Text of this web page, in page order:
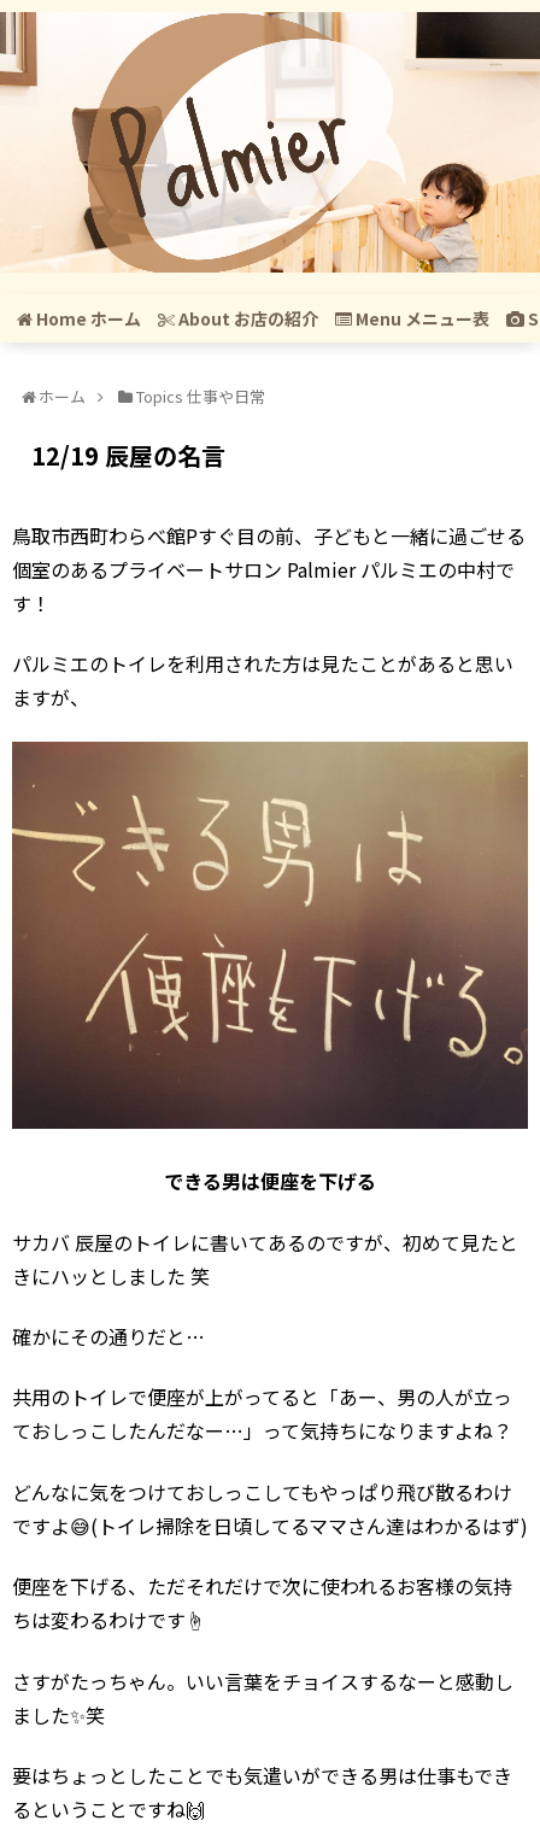
Home ホーム About お店の紹介 Menu メニュー表
ホーム Topics 仕事や日常
12/19 辰屋の名言
鳥取市西町わらべ館Pすぐ目の前、子どもと一緒に過ごせる
個室のあるプライベートサロン Palmier パルミエの中村で
す！
パルミエのトイレを利用された方は見たことがあると思い
ますが、
できる男は便座を下げる
サカバ 辰屋のトイレに書いてあるのですが、初めて見たと
きにハッとしました 笑
確かにその通りだと…
共用のトイレで便座が上がってると「あー、男の人が立っ
ておしっこしたんだなー…」って気持ちになりますよね？
どんなに気をつけておしっこしてもやっぱり飛び散るわけ
ですよ😅(トイレ掃除を日頃してるママさん達はわかるはず)
便座を下げる、ただそれだけで次に使われるお客様の気持
ちは変わるわけです☝️
さすがたっちゃん。いい言葉をチョイスするなーと感動し
ました✨笑
要はちょっとしたことでも気遣いができる男は仕事もでき
るということですね🙌